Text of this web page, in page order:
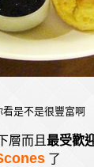
是不是很豐富啊
層而且 最受歡
了